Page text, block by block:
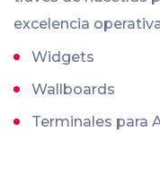
excelencia
Widgets
Wallboards
Terminales para